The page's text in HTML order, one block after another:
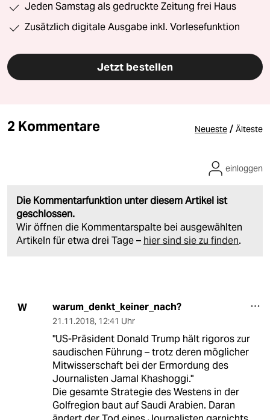
Jeden Samstag als gedruckte Zeitung frei Haus
Zusätzlich digitale Ausgabe inkl. Vorlesefunktion
Jetzt bestellen
2 Kommentare Neueste / Älteste
Die Kommentarfunktion unter diesem Artikel ist
geschlossen.
Wir öffnen die Kommentarspalte bei ausgewählten
Artikeln für etwa drei Tage – hier sind sie zu finden.
einloggen
W warum_denkt_keiner_nach?
21.11.2018, 12:41 Uhr
"US-Präsident Donald Trump hält rigoros zur
saudischen Führung – trotz deren möglicher
Mitwisserschaft bei der Ermordung des
Journalisten Jamal Khashoggi."
Die gesamte Strategie des Westens in der
Golfregion baut auf Saudi Arabien. Daran